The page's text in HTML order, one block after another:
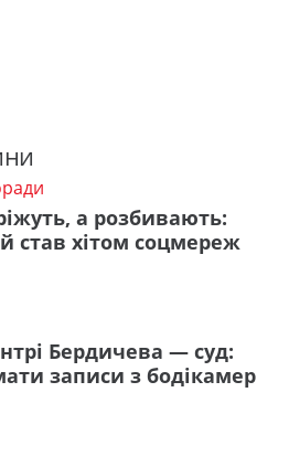
а розбивають:
став хітом соцмереж
Бердичева — суд:
записи з бодікамер